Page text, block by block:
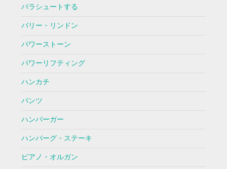
パラシュートする
バリー・リンドン
パワーストーン
パワーリフティング
ハンカチ
パンツ
ハンバーガー
ハンバーグ・ステーキ
ピアノ・オルガン